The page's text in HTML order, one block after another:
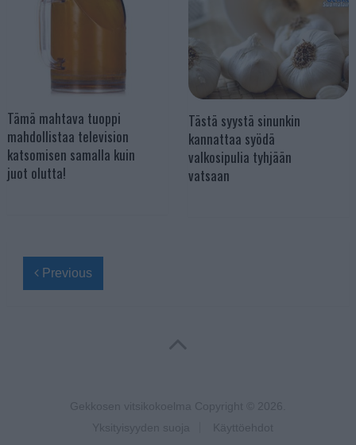
Tämä mahtava tuoppi
mahdollistaa television
katsomisen samalla kuin
juot olutta!
Tästä syystä sinunkin
kannattaa syödä
valkosipulia tyhjään
vatsaan
Previous